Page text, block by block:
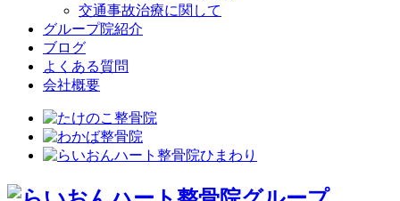
交通事故治療に関して
グループ院紹介
ブログ
よくある質問
会社概要